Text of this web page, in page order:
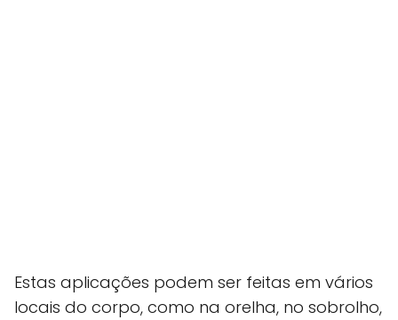
Estas aplicações podem ser feitas em vários
locais do corpo, como na orelha, no sobrolho,